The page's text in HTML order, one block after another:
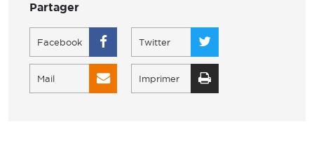
Partager
Facebook Twitter
Mail Imprimer